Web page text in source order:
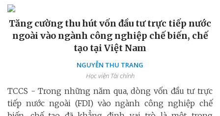
Tăng cường thu hút vốn đầu tư trực tiếp nước
ngoài vào ngành công nghiệp chế biến, chế
tạo tại Việt Nam
NGUYỄN THU TRANG
Học viện Tài chính
TCCS - Trong những năm qua, dòng vốn đầu tư trực
tiếp nước ngoài (FDI) vào ngành công nghiệp chế